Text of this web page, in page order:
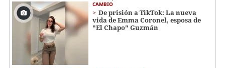
CAMBIO
De prisión a TikTok: La nueva
vida de Emma Coronel, esposa de
"El Chapo" Guzmán